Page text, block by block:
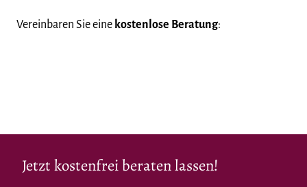
Vereinbaren Sie eine kostenlose Beratung:
Jetzt kostenfrei beraten lassen!